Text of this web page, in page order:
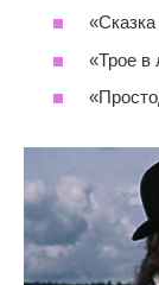
«Трое в